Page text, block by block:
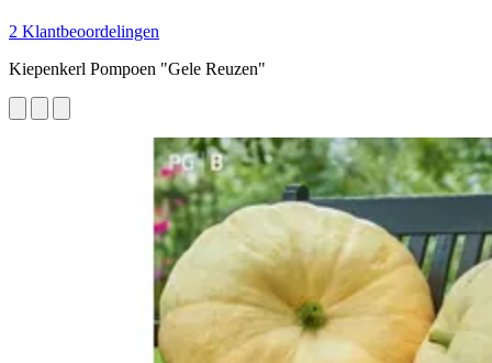
2 Klantbeoordelingen
Kiepenkerl Pompoen "Gele Reuzen"